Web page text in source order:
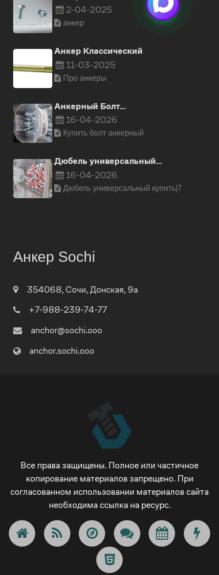
2-04-2025
анкер
Анкер Классический
11-03-2025
Про анкеры
Анкерный Болт…
16-04-2026
Купить болт анкерный
Дюбель универсальный…
16-04-2026
Дюбель универсальный купить|7
Анкер Sochi
354068, Сочи,Донская, 9а
+7-988-239-74-77
anchor@sochi.ooo
anchor.sochi.ooo
Все права защищены. Полное или частичное
копирование материалов запрещено. При
согласованном использовании материалов сайта
необходима ссылка на ресурс.